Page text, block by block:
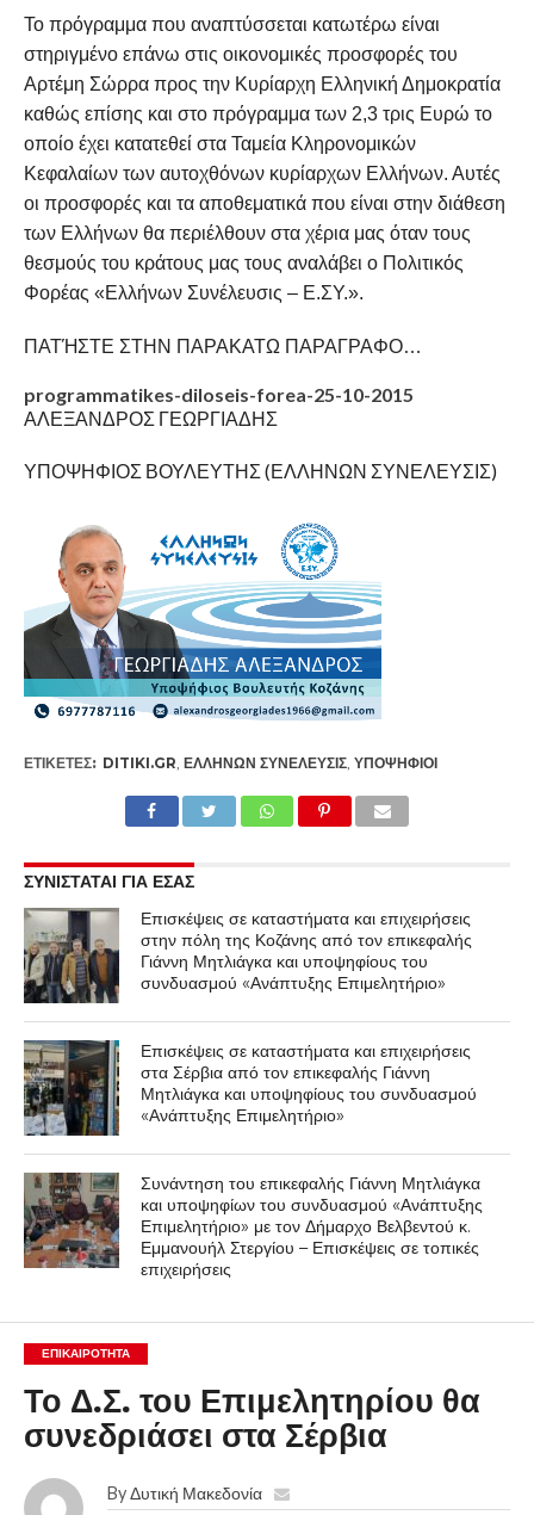
Το πρόγραμμα που αναπτύσσεται κατωτέρω είναι
στηριγμένο επάνω στις οικονομικές προσφορές του
Αρτέμη Σώρρα προς την Κυρίαρχη Ελληνική Δημοκρατία
καθώς επίσης και στο πρόγραμμα των 2,3 τρις Ευρώ το
οποίο έχει κατατεθεί στα Ταμεία Κληρονομικών
Κεφαλαίων των αυτοχθόνων κυρίαρχων Ελλήνων. Αυτές
οι προσφορές και τα αποθεματικά που είναι στην διάθεση
των Ελλήνων θα περιέλθουν στα χέρια μας όταν τους
θεσμούς του κράτους μας τους αναλάβει ο Πολιτικός
Φορέας «Ελλήνων Συνέλευσις – Ε.ΣΥ.».
ΠΑΤΉΣΤΕ ΣΤΗΝ ΠΑΡΑΚΑΤΩ ΠΑΡΑΓΡΑΦΟ…
programmatikes-diloseis-forea-25-10-2015
ΑΛΕΞΑΝΔΡΟΣ ΓΕΩΡΓΙΑΔΗΣ
ΥΠΟΨΗΦΙΟΣ ΒΟΥΛΕΥΤΗΣ (ΕΛΛΗΝΩΝ ΣΥΝΕΛΕΥΣΙΣ)
ΕΤΙΚΕΤΕΣ: DITIKI.GR, ΕΛΛΉΝΩΝ ΣΥΝΈΛΕΥΣΙΣ, ΥΠΟΨΉΦΙΟΙ
ΣΥΝΙΣΤΑΤΑΙ ΓΙΑ ΕΣΑΣ
Επισκέψεις σε καταστήματα και επιχειρήσεις
στην πόλη της Κοζάνης από τον επικεφαλής
Γιάννη Μητλιάγκα και υποψηφίους του
συνδυασμού «Ανάπτυξης Επιμελητήριο»
Επισκέψεις σε καταστήματα και επιχειρήσεις
στα Σέρβια από τον επικεφαλής Γιάννη
Μητλιάγκα και υποψηφίους του συνδυασμού
«Ανάπτυξης Επιμελητήριο»
Συνάντηση του επικεφαλής Γιάννη Μητλιάγκα
και υποψηφίων του συνδυασμού «Ανάπτυξης
Επιμελητήριο» με τον Δήμαρχο Βελβεντού κ.
Εμμανουήλ Στεργίου – Επισκέψεις σε τοπικές
επιχειρήσεις
ΕΠΙΚΑΙΡΟΤΗΤΑ
Το Δ.Σ. του Επιμελητηρίου θα
συνεδριάσει στα Σέρβια
By Δυτική Μακεδονία